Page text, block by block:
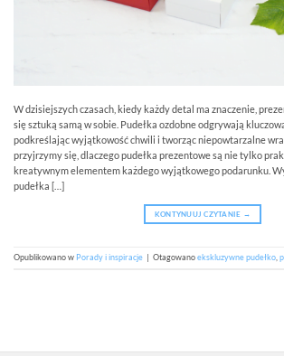
W dzisiejszych czasach, kiedy każdy detal ma znaczenie,
się sztuką samą w sobie. Pudełka ozdobne odgrywają
podkreślając wyjątkowość chwili i tworząc niepowtarzalne
przyjrzymy się, dlaczego pudełka prezentowe są nie tylko
kreatywnym elementem każdego wyjątkowego podarunku.
pudełka […]
KONTYNUUJ CZYTANIE →
Opublikowano w Porady i inspiracje | Otagowanoekskluzywne pudełko